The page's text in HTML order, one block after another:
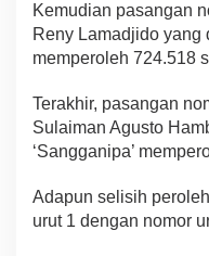
Kemudian pasangan
Reny Lamadjido yang
memperoleh 724.518
Terakhir, pasangan
Sulaiman Agusto
‘Sangganipa’
Adapun selisih
urut 1 dengan nomor